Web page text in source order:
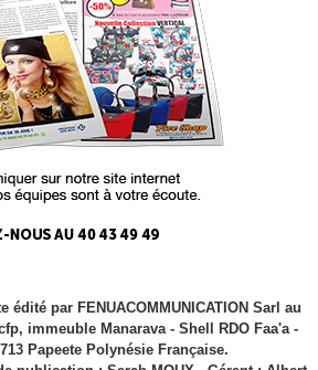
édité par FENUACOMMUNICATION Sarl au
immeuble Manarava - Shell RDO Faa'a -
Papeete Polynésie Française.